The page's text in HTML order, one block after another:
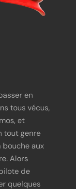
en
tous vécus,
et
tout genre
bouche aux
Alors
de
quelques